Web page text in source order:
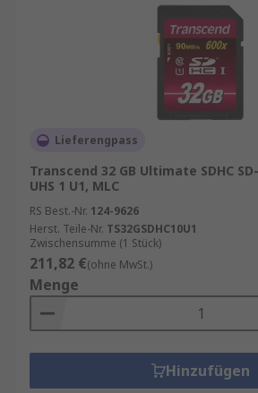
Lieferengpass
Transcend 32 GB Ultimate SDHC
UHS 1 U1, MLC
RS Best.-Nr. 124-9626
Herst. Teile-Nr. TS32GSDHC10U1
Zwischensumme (1 Stück)
211,82 €(ohne MwSt.)
Menge
Hinzufügen